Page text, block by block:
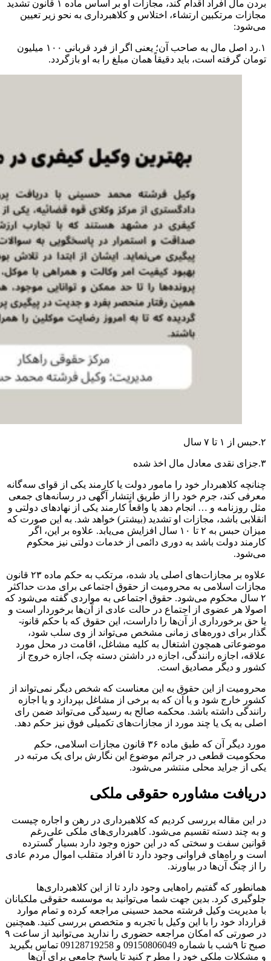
بردن مال افراد اقدام کند، مجازات او بر اساس ماده ۱ قانون تشدید
مجازات مرتکبین ارتشاء، اختلاس و کلاهبرداری به نحو زیر تعیین
می‌شود:
۱.رد اصل مال به صاحب آن؛ یعنی اگر از فرد قربانی ۱۰۰ میلیون
تومان گرفته است، باید دقیقاً همان مبلغ را به او بازگردد.
۲.حبس از ۱ تا ۷ سال
۳.جزای نقدی معادل مال اخذ شده
چنانچه کلاهبردار خود را مامور دولت یا کارمند یکی از قوای سه‌گانه
معرفی کند، جرم خود را از طریق انتشار آگهی در رسانه‌های جمعی
مثل روزنامه و … انجام دهد یا واقعاً کارمند یکی از نهادهای دولتی و
انقلابی باشد، مجازات او تشدید (بیشتر) خواهد شد. به این صورت که
میزان حبس به ۲ تا ۱۰ سال افزایش می‌یابد. علاوه بر این، اگر
کارمند دولت باشد به دوری دائمی از خدمات دولتی نیز محکوم
می‌شود.
علاوه بر مجازات­‌های اصلی یاد شده، مرتکب به حکم ماده ۲۳ قانون
مجازات اسلامی به محرومیت از حقوق اجتماعی برای مدت حداکثر
۲ سال محکوم می‌شود. حقوق اجتماعی به مواردی گفته می‌­شود که
اصولا هر عضوی از اجتماع در حالت عادی از آن‌ها برخوردار است و
یا حق برخورداری از آن‌ها را داراست، این حقوق که با حکم قانون­
گذار برای دوره‌­های زمانی مشخص می‌­تواند از وی سلب شود،
موضوعاتی همچون اشتغال به کلیه مشاغل، اقامت در محل مورد
علاقه، اجازه رانندگی، اجازه در داشتن دسته چک، اجازه خروج از
کشور و دیگر مصادیق است.
محرومیت از این حقوق به این معناست که شخص دیگر نمی‌­تواند از
کشور خارج شود و یا آن که به برخی از مشاغل بپردازد و یا اجازه
رانندگی داشته باشد. محکمه صالح به رسیدگی می­‌تواند ضمن رای
اصلی به یک یا چند مورد از مجازات‌­های تکمیلی فوق نیز حکم دهد.
مورد دیگر آن که طبق ماده ۳۶ قانون مجازات اسلامی، حکم
محکومیت قطعی در جرائم موضوع این نگارش برای یک مرتبه در
یکی از جراید محلی منتشر می­‌شود.
دریافت مشاوره حقوقی ملکی
در این مقاله بررسی کردیم که کلاهبرداری در رهن و اجاره چیست
و به چند دسته تقسیم می‌شود. کاهبرداری‌های ملکی علی‌رغم
قوانین سفت و سختی که در این حوزه وجود دارد بسیار گسترده
است و راه‌های فراوانی وجود دارد تا افراد متقلب اموال مردم عادی
را از چنگ آن‌ها در بیاورند.
همانطور که گفتیم راه‌هایی وجود دارد تا از این کلاهبرداری‌ها
جلوگیری کرد. بدین جهت شما می‎‌توانید به موسسه حقوقی ملکبانان
با مدیریت وکیل فرشته محمد حسینی مراجعه کرده و تمام موارد
قرارداد خود را با این وکیل با تجربه و متخصص بررسی کنید. همچنین
در صورتی که امکان مراجعه حضوری را ندارید می‌توانید از ساعت ۹
صبح تا ۹شب با شماره 09150806049 و 09128719258 تماس بگیرید
و مشکلات ملکی خود را مطرح کنید تا پاسخ جامعی برای آن‌ها